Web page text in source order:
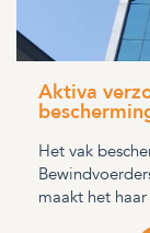
Aktiva
Het vak
maakt het